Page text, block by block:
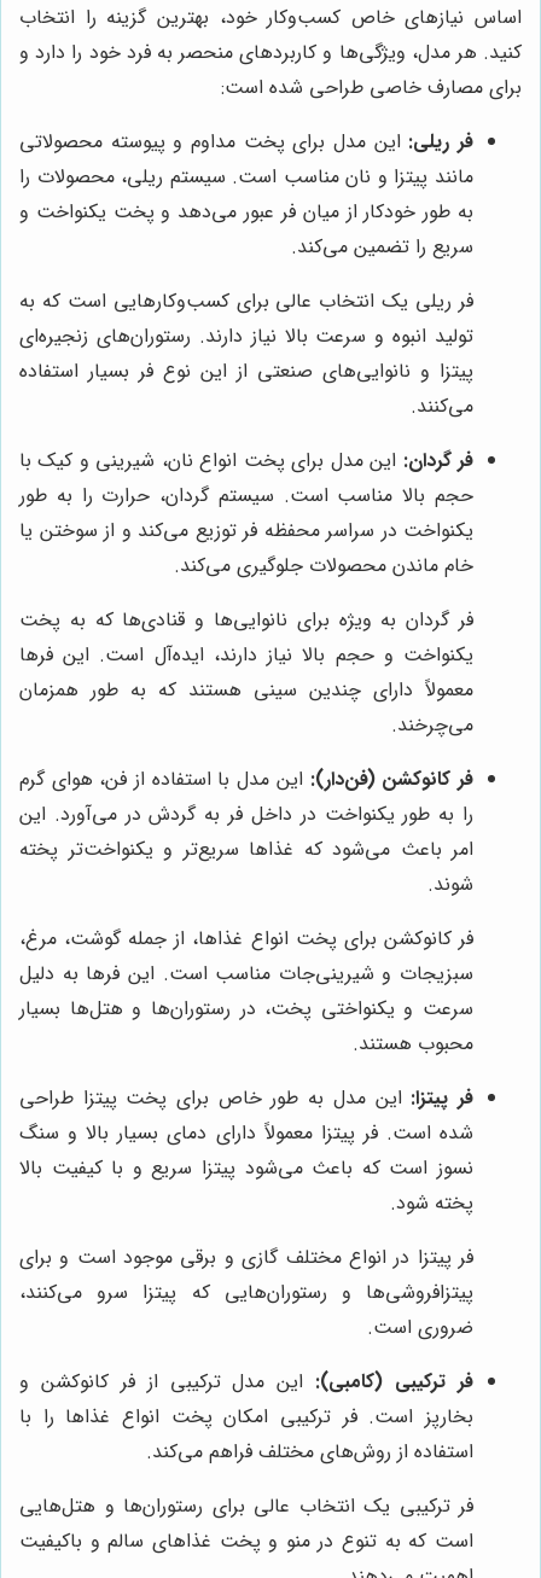
اساس نیازهای خاص کسب‌وکار خود، بهترین گزینه را انتخاب
کنید. هر مدل، ویژگی‌ها و کاربردهای منحصر به فرد خود را دارد و
برای مصارف خاصی طراحی شده است:
فر ریلی: این مدل برای پخت مداوم و پیوسته محصولاتی
مانند پیتزا و نان مناسب است. سیستم ریلی، محصولات را
به طور خودکار از میان فر عبور می‌دهد و پخت یکنواخت و
سریع را تضمین می‌کند.
فر ریلی یک انتخاب عالی برای کسب‌وکارهایی است که به
تولید انبوه و سرعت بالا نیاز دارند. رستوران‌های زنجیره‌ای
پیتزا و نانوایی‌های صنعتی از این نوع فر بسیار استفاده
می‌کنند.
فر گردان: این مدل برای پخت انواع نان، شیرینی و کیک با
حجم بالا مناسب است. سیستم گردان، حرارت را به طور
یکنواخت در سراسر محفظه فر توزیع می‌کند و از سوختن یا
خام ماندن محصولات جلوگیری می‌کند.
فر گردان به ویژه برای نانوایی‌ها و قنادی‌ها که به پخت
یکنواخت و حجم بالا نیاز دارند، ایده‌آل است. این فرها
معمولاً دارای چندین سینی هستند که به طور همزمان
می‌چرخند.
فر کانوکشن (فن‌دار): این مدل با استفاده از فن، هوای گرم
را به طور یکنواخت در داخل فر به گردش در می‌آورد. این
امر باعث می‌شود که غذاها سریع‌تر و یکنواخت‌تر پخته
شوند.
فر کانوکشن برای پخت انواع غذاها، از جمله گوشت، مرغ،
سبزیجات و شیرینی‌جات مناسب است. این فرها به دلیل
سرعت و یکنواختی پخت، در رستوران‌ها و هتل‌ها بسیار
محبوب هستند.
فر پیتزا: این مدل به طور خاص برای پخت پیتزا طراحی
شده است. فر پیتزا معمولاً دارای دمای بسیار بالا و سنگ
نسوز است که باعث می‌شود پیتزا سریع و با کیفیت بالا
پخته شود.
فر پیتزا در انواع مختلف گازی و برقی موجود است و برای
پیتزافروشی‌ها و رستوران‌هایی که پیتزا سرو می‌کنند،
ضروری است.
فر ترکیبی (کامبی): این مدل ترکیبی از فر کانوکشن و
بخارپز است. فر ترکیبی امکان پخت انواع غذاها را با
استفاده از روش‌های مختلف فراهم می‌کند.
فر ترکیبی یک انتخاب عالی برای رستوران‌ها و هتل‌هایی
است که به تنوع در منو و پخت غذاهای سالم و باکیفیت